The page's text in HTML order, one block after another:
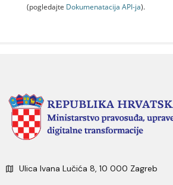
(pogledajte Dokumenаtаcijа API-jа).